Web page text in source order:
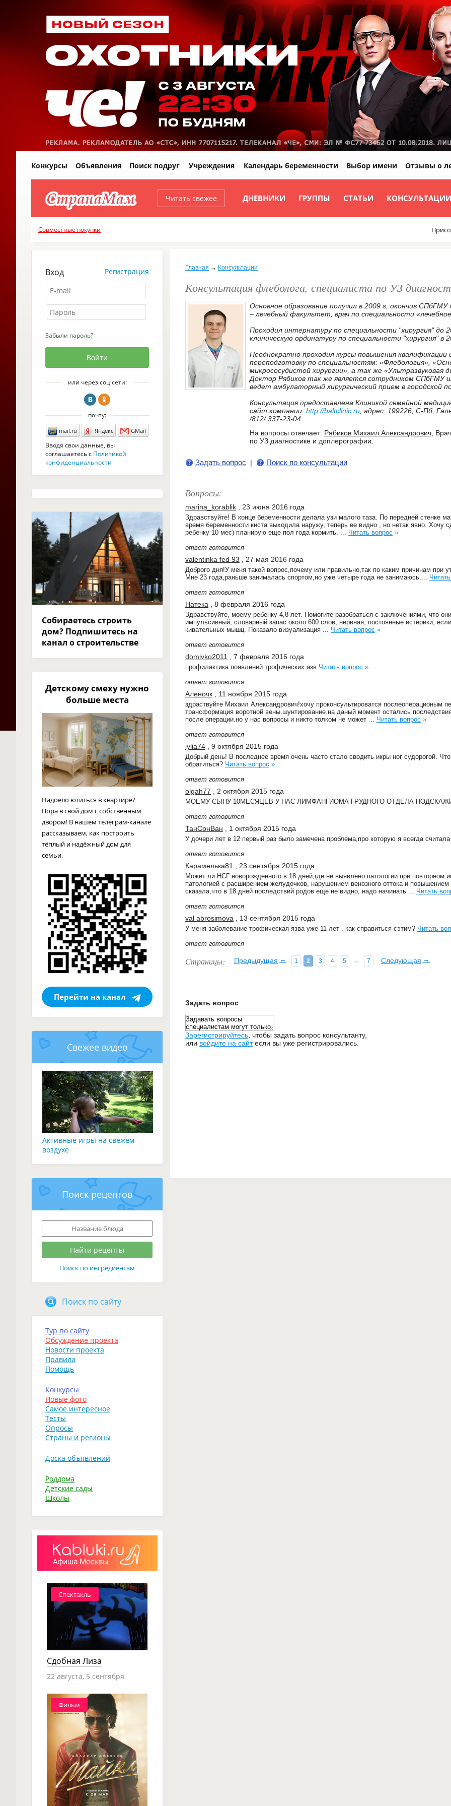
Читать свежее ДНЕВНИКИ ГРУППЫ СТАТЬИ КОНСУЛЬТАЦИИ
Конкурсы Объявления Поиск подруг Учреждения Календарь беременности Выбор имени Отзывы о
Совместные покупки
Главная → Консультации
Консультация флеболога, специалиста по УЗ
Основное образование получил в 2009 г, окончив
– лечебный факультет, врач по специальности
Проходил интернатуру по специальности "хирургия" до
клиническую ординатуру по специальности "хирургия" в
Неоднократно проходил курсы повышения квалификации
переподготовку по специальностям: «Флебология»,
микрососудистой хирургии», а так же «Ультразвуковая
Доктор Рябиков так же является сотрудником СПбГМУ
ведет амбулаторный хирургический прием в городской
Консультация предоставлена Клиникой семейной
сайт компании: http://baltclinic.ru , адрес: 199226, С-Пб,
/812/ 337-23-04
На вопросы отвечает: Рябиков Михаил Александрович ,
по УЗ диагностике и доплерографии.
Задать вопрос | Поиск по консультации
Вопросы:
marina_korablik , 23 июня 2016 года
Здравствуйте! В конце беременности делала узи малого таза. По передней стенке
время беременности киста выходила наружу, теперь ее видно , но нетак явно. Хочу
ребенку 10 мес) планирую еще пол года кормить. ... Читать вопрос »
ответ готовится
valentinka fed 93 , 27 мая 2016 года
Доброго дня!У меня такой вопрос,почему или правильно,так по каким причинам при
Мне 23 года,раньше занималась спортом,но уже четыре года не занимаюсь....
ответ готовится
Натека , 8 февраля 2016 года
Здравствуйте, моему ребенку 4,8 лет. Помогите разобраться с заключениями, что
импульсивный, словарный запас около 600 слов, нервная, постоянные истерики,
кивательных мышц. Показало визуализация ... Читать вопрос »
ответ готовится
domivko2011 , 7 февраля 2016 года
профилактика появлений трофических язв Читать вопрос »
ответ готовится
Аленочк , 11 ноября 2015 года
здраствуйте Михаил Александрович!хочу проконсультироватся послеоперационым
трансформация воротной вены.шунтирование.на даный момент остались
после операции.но у нас вопросы и никто толком не может ... Читать вопрос »
ответ готовится
iylia74 , 9 октября 2015 года
Добрый день! В последнее время очень часто стало сводить икры ног судорогой.
обратиться? Читать вопрос »
ответ готовится
olgah77 , 2 октября 2015 года
МОЕМУ СЫНУ 10МЕСЯЦЕВ У НАС ЛИМФАНГИОМА ГРУДНОГО ОТДЕЛА
ответ готовится
ТанСонВан , 1 октября 2015 года
У дочери лет в 12 первый раз было замечена проблема,про которую я всегда
ответ готовится
Карамелька81 , 23 сентября 2015 года
Может ли НСГ новорожденного в 18 дней,где не выявлено патологии при повторном
патологией с расширением желудочков, нарушением венозного оттока и
сказала,что в 18 дней последствий родов еще не видно, надо начинать ... Читать
ответ готовится
val abrosimova , 13 сентября 2015 года
У меня заболевание трофическая язва уже 11 лет , как справиться сэтим? Читать
ответ готовится
Страницы: ←
Предыдущая 1 2 3 4 5 ... 7 Следующая →
Задать вопрос
Зарегистрируйтесь чтобы задать вопрос консультанту,
или войдите на сайтесли вы уже регистрировались.
Вход Регистрация
Забыли пароль?
или через соц сети:
почту:
mail.ru Яндекс GMail
Вводя свои данные, вы
соглашаетесь с Политикой
конфиденциальности
Собираетесь строить
дом? Подпишитесь на
канал о строительстве
Детскому смеху нужно
больше места
Надоело ютиться в квартире?
Пора в свой дом с собственным
двором! В нашем телеграм-канале
рассказываем, как построить
тёплый и надёжный дом для
семьи.
Перейти на канал
Свежее видео
Активные игры на свежем
воздухе
Поиск рецептов
Поиск по ингредиентам
Поиск по сайту
Тур по сайту
Обсуждение проекта
Новости проекта
Правила
Помощь
Конкурсы
Новые фото
Самое интересное
Тесты
Опросы
Страны и регионы
Доска объявлений
Роддома
Детские сады
Школы
Спектакль
Сдобная Лиза
22 августа, 5 сентября
Фильм